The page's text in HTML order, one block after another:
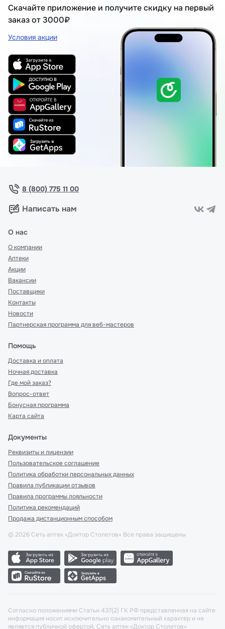
Скачайте приложение и получите скидку на первый
заказ от 3000₽
Условия акции
8 (800) 775 11 00
Написать нам
О нас
О компании
Аптеки
Акции
Вакансии
Поставщики
Контакты
Новости
Партнерская программа для веб-мастеров
Помощь
Доставка и оплата
Ночная доставка
Где мой заказ?
Вопрос-ответ
Бонусная программа
Карта сайта
Документы
Реквизиты и лицензии
Пользовательское соглашение
Политика обработки персональных данных
Правила публикации отзывов
Правила программы лояльности
Политика рекомендаций
Продажа дистанционным способом
© 2026 Сеть аптек «Доктор Столетов» Все права защищены
Согласно положениями Статьи 437(2) ГК РФ представленная на сайте
информация носит исключительно ознакомительный характер и не
является публичной офертой. Сеть аптек «Доктор Столетов»